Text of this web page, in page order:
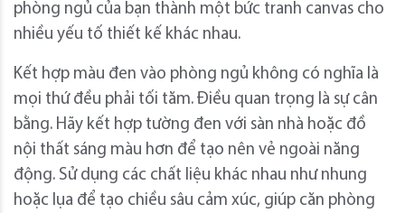
phòng ngủ của bạn thành một bức tranh canvas cho
nhiều yếu tố thiết kế khác nhau.
Kết hợp màu đen vào phòng ngủ không có nghĩa là
mọi thứ đều phải tối tăm. Điều quan trọng là sự cân
bằng. Hãy kết hợp tường đen với sàn nhà hoặc đồ
nội thất sáng màu hơn để tạo nên vẻ ngoài năng
động. Sử dụng các chất liệu khác nhau như nhung
hoặc lụa để tạo chiều sâu cảm xúc, giúp căn phòng